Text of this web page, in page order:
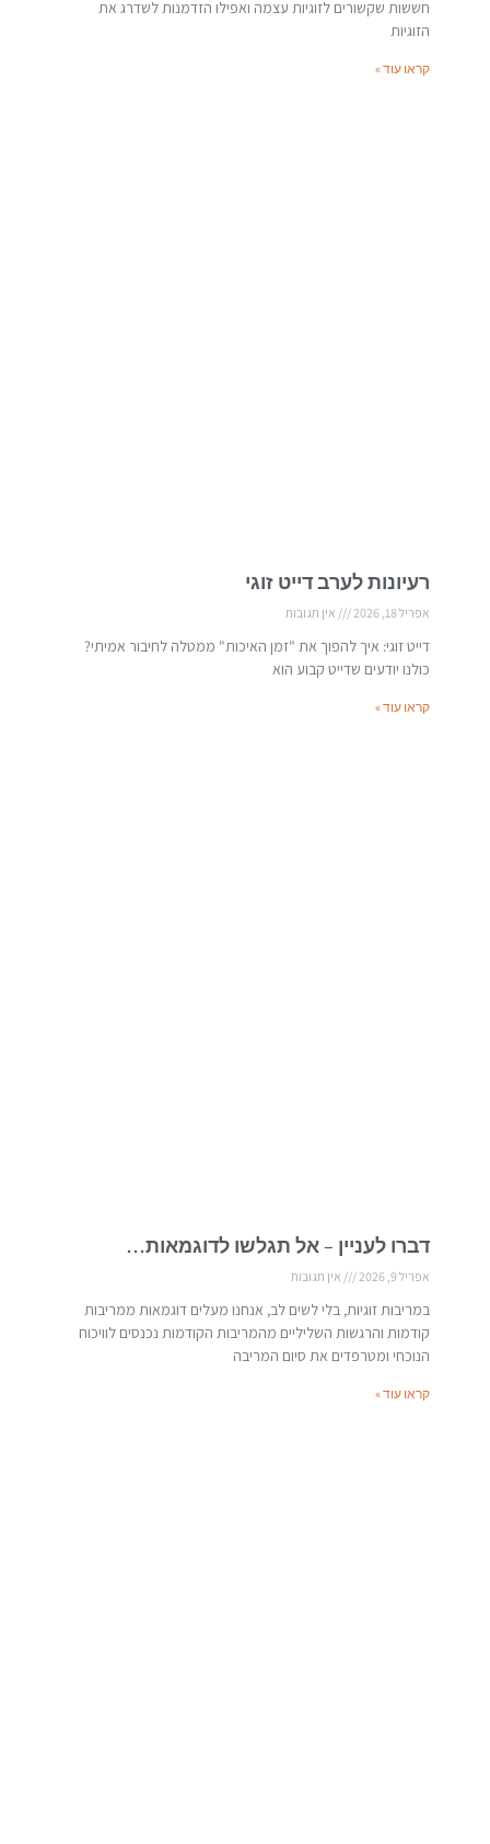
חששות שקשורים לזוגיות עצמה ואפילו הזדמנות לשדרג את
הזוגיות
קראו עוד »
רעיונות לערב דייט זוגי
אפריל 18, 2026 אין תגובות
דייט זוגי: איך להפוך את "זמן האיכות" ממטלה לחיבור אמיתי?
כולנו יודעים שדייט קבוע הוא
קראו עוד »
דברו לעניין – אל תגלשו לדוגמאות…
אפריל 9, 2026 אין תגובות
במריבות זוגיות, בלי לשים לב, אנחנו מעלים דוגמאות ממריבות
קודמות והרגשות השליליים מהמריבות הקודמות נכנסים לוויכוח
הנוכחי ומטרפדים את סיום המריבה
קראו עוד »